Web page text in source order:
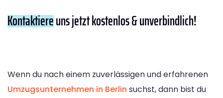
Kontaktiereuns jetzt kostenlos & unverbindlich!
Wenn du nach einem zuverlässigen und erfahrenen
Umzugsunternehmen in Berlin suchst, dann bist du